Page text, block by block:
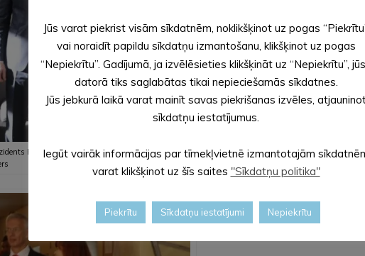
Krišjānis Kariņš, Alūksnes novada domes
Jūs varat piekrist visām sīkdatnēm, noklikšķinot uz pogas
vai noraidīt papildu sīkdatņu izmantošanu, klikšķinot uz pogas
“Nepiekrītu”. Gadījumā, ja izvēlēsieties klikšķināt uz “Nepiekrītu”,
datorā tiks saglabātas tikai nepieciešamās sīkdatnes.
Jūs jebkurā laikā varat mainīt savas piekrišanas izvēles,
sīkdatņu iestatījumus.
Iegūt vairāk informācijas par tīmekļvietnē izmantotajām
varat klikšķinot uz šīs saites "Sīkdatņu politika"
Piekrītu Sīkdatņu iestatījumi Nepiekrītu